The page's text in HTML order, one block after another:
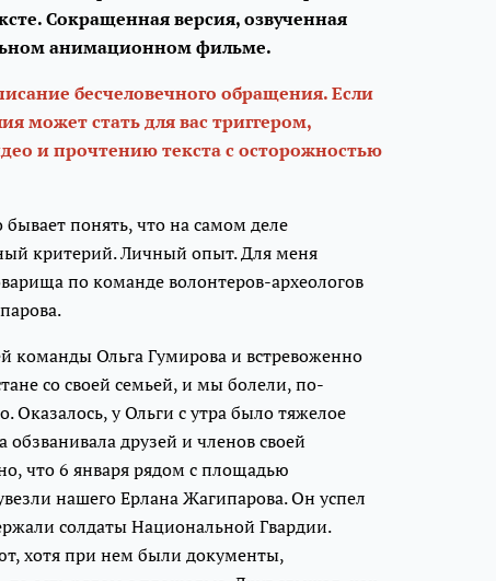
Сокращенная версия, озвученная
анимационном фильме.
бесчеловечного обращения. Если
может стать для вас триггером,
и прочтению текста с осторожностью
понять, что на самом деле
критерий. Личный опыт. Для меня
по команде волонтеров-археологов
команды Ольга Гумирова и встревоженно
со своей семьей, и мы болели, по-
у Ольги с утра было тяжелое
обзванивала друзей и членов своей
что 6 января рядом с площадью
нашего Ерлана Жагипарова. Он успел
солдаты Национальной Гвардии.
хотя при нем были документы,